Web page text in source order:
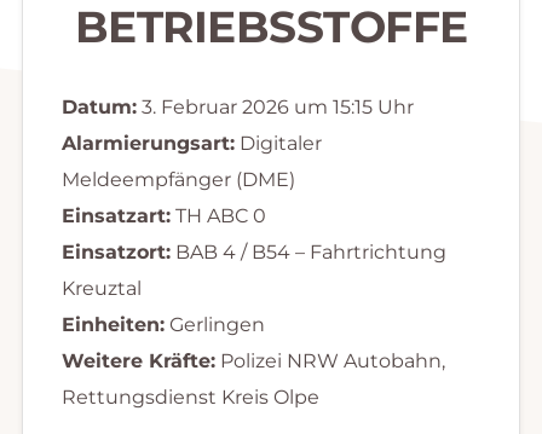
BETRIEBSSTOFFE
Datum:3. Februar 2026 um 15:15 Uhr
Alarmierungsart:Digitaler
Meldeempfänger (DME)
Einsatzart:TH ABC 0
Einsatzort:BAB 4 / B54 – Fahrtrichtung
Kreuztal
Einheiten:Gerlingen
Weitere Kräfte:Polizei NRW Autobahn,
Rettungsdienst Kreis Olpe